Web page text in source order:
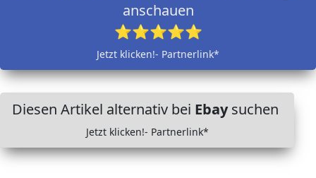
anschauen
⭐⭐⭐⭐⭐
Jetzt klicken!- Partnerlink*
Diesen Artikel alternativ bei Ebaysuchen
Jetzt klicken!- Partnerlink*